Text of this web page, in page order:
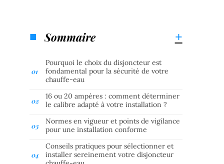
Sommaire
Pourquoi le choix du disjoncteur est
fondamental pour la sécurité de votre
chauffe-eau
16 ou 20 ampères : comment déterminer
le calibre adapté à votre installation ?
Normes en vigueur et points de vigilance
pour une installation conforme
Conseils pratiques pour sélectionner et
installer sereinement votre disjoncteur